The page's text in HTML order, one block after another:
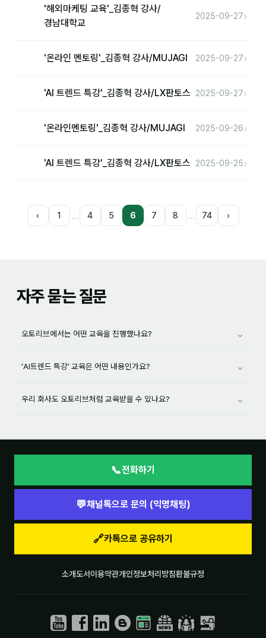
'해외마케팅 교육'_김종혁 강사/
경남대학교
2025-09-27›
'온라인 멘토링'_김종혁 강사/MUJAGI 2025-09-27›
'AI 트렌드 특강'_김종혁 강사/LX판토스 2025-09-27›
'온라인멘토링'_김종혁 강사/MUJAGI 2025-09-26›
'AI 트렌드 특강'_김종혁 강사/LX판토스 2025-09-25›
‹ 1 … 4 5 6 7 8 … 74 ›
자주 묻는 질문
오토리브에서는 어떤 교육을 진행했나요? ⌄
‘AI트렌드 특강’ 교육은 어떤 내용인가요? ⌄
우리 회사도 오토리브처럼 교육받을 수 있나요? ⌄
📞전화하기
💬채널톡으로 문의 (익명채팅)
🔗카톡으로 공유하기
소개도서이용약관개인정보처리방침환불규정